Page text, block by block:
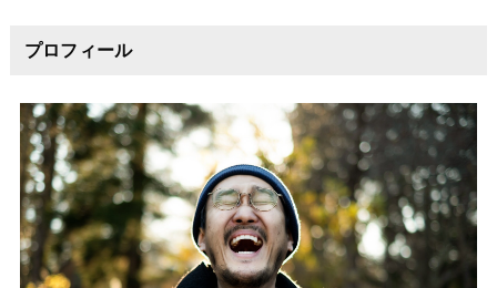
プロフィール